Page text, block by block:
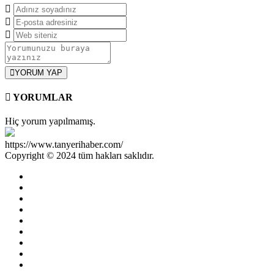
YORUM YAP
YORUMLAR
Hiç yorum yapılmamış.
https://www.tanyerihaber.com/
Copyright © 2024 tüm hakları saklıdır.